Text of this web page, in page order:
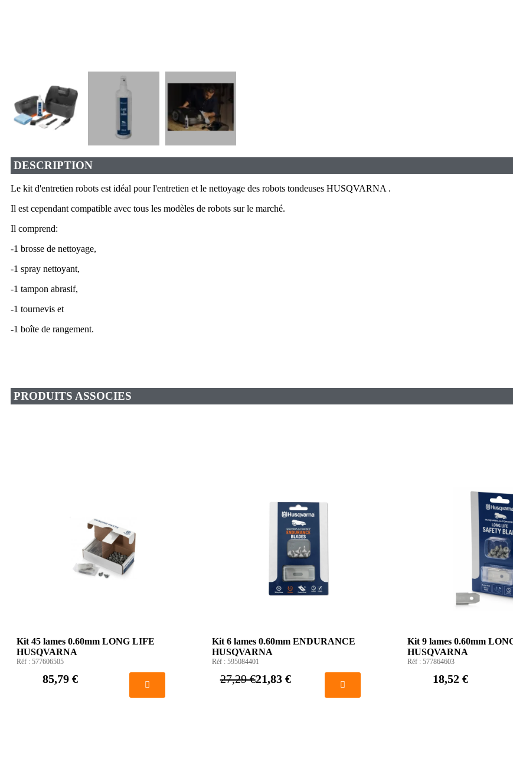
DESCRIPTION
Le kit d'entretien robots est idéal pour l'entretien et le nettoyage des robots tondeuses HUSQVARNA .
Il est cependant compatible avec tous les modèles de robots sur le marché.
Il comprend:
-1 brosse de nettoyage,
-1 spray nettoyant,
-1 tampon abrasif,
-1 tournevis et
-1 boîte de rangement.
PRODUITS ASSOCIES
Kit 45 lames 0.60mm LONG LIFE
HUSQVARNA
Réf : 577606505
85,79 €
Kit 6 lames 0.60mm ENDURANCE
HUSQVARNA
Réf : 595084401
27,29 €21,83 €
Kit 9 lames 0.60mm
HUSQVARNA
Réf : 577864603
18,52 €